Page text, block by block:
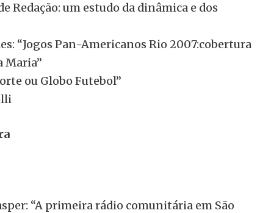
Redação: um estudo da dinâmica e dos
“Jogos Pan-Americanos Rio 2007:cobertura
Maria”
ou Globo Futebol”
“A primeira rádio comunitária em São